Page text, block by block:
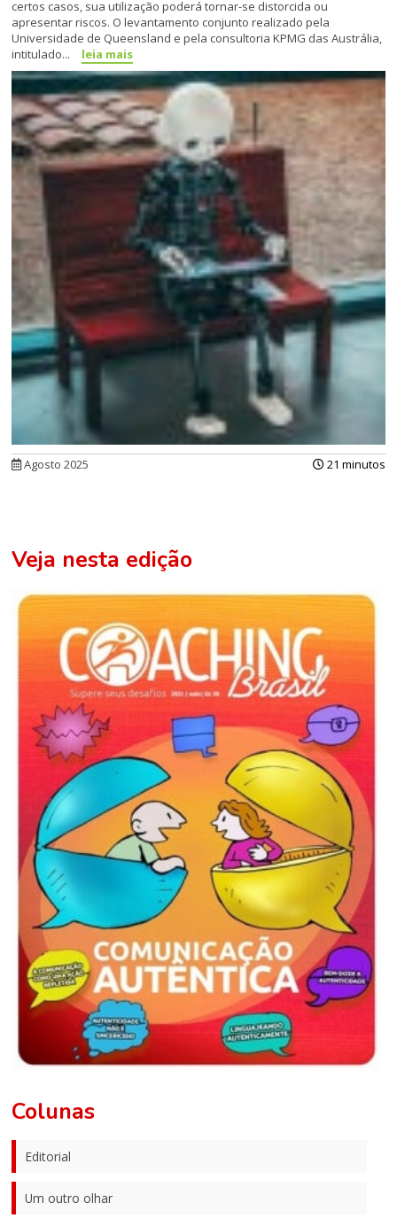
certos casos, sua utilização poderá tornar-se distorcida ou
apresentar riscos. O levantamento conjunto realizado pela
Universidade de Queensland e pela consultoria KPMG das Austrália,
intitulado...
leia mais
Agosto 2025 21 minutos
Veja nesta edição
Colunas
Editorial
Um outro olhar